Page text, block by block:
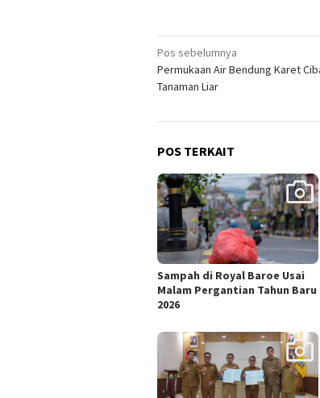
Navigasi
pos
Pos sebelumnya
Permukaan Air Bendung Karet
Tanaman Liar
POS TERKAIT
Sampah di Royal Baroe Usai
Malam Pergantian Tahun Baru
2026